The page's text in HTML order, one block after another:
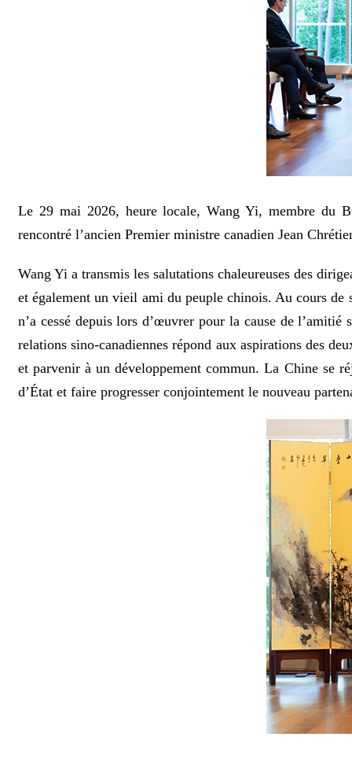
Le 29 mai 2026, heure locale, Wang Yi, membre du
rencontré l’ancien Premier ministre canadien Jean
Wang Yi a transmis les salutations chaleureuses des
et également un vieil ami du peuple chinois. Au cours de
n’a cessé depuis lors d’œuvrer pour la cause de
relations sino-canadiennes répond aux aspirations des
et parvenir à un développement commun. La Chine se
d’État et faire progresser conjointement le nouveau